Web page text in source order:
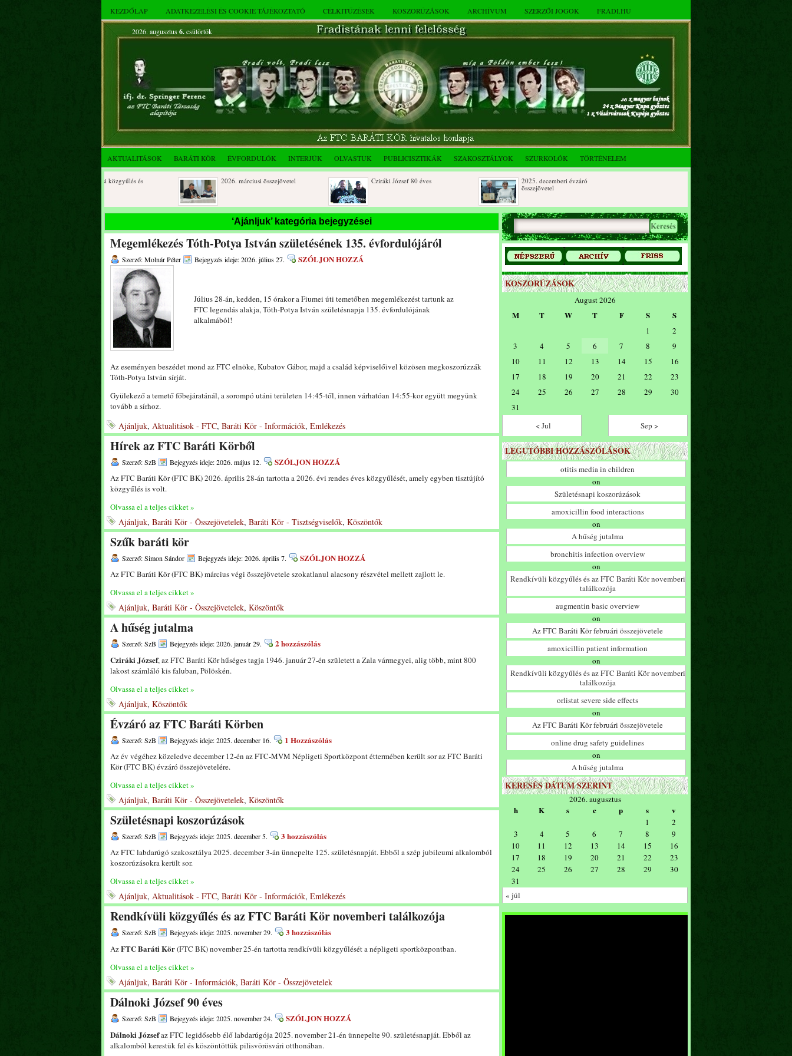
KEZDŐLAP ADATKEZELÉSI ÉS COOKIE TÁJÉKOZTATÓ CÉLKITŰZÉSEK KOSZORÚZÁSOK ARCHÍVUM SZERZŐI JOGOK FRADI.HU
2026. augusztus 6.csütörtök
AKTUALITÁSOK BARÁTI KÖR ÉVFORDULÓK INTERJÚK OLVASTUK PUBLICISZTIKÁK SZAKOSZTÁLYOK SZURKOLÓK TÖRTÉNELEM
2026. áprilisi közgyűlés és
2026. márciusi összejövetel Cziráki József 80 éves
2025. decemberi évzáró
összejövetel
Rendkívüli közgyűlés és a 2025.
Dálnoki József 90 éves
Albert Flórián sírjának
megkoszorúzása
Az FTC Baráti Kör 2025. októberi
összejövetel
‘Ajánljuk’ kategória bejegyzései
Megemlékezés Tóth-Potya István születésének 135. évfordulójáról
Szerző: Molnár Péter Bejegyzés ideje: 2026. július 27. SZÓLJON HOZZÁ
Július 28-án, kedden, 15 órakor a Fiumei úti temetőben megemlékezést tartunk az
FTC legendás alakja, Tóth-Potya István születésnapja 135. évfordulójának
alkalmából!
Az eseményen beszédet mond az FTC elnöke, Kubatov Gábor, majd a család képviselőivel közösen megkoszorúzzák
Tóth-Potya István sírját.
Gyülekező a temető főbejáratánál, a sorompó utáni területen 14:45-től, innen várhatóan 14:55-kor együtt megyünk
tovább a sírhoz.
Ajánljuk, Aktualitások - FTC, Baráti Kör - Információk, Emlékezés
Hírek az FTC Baráti Körből
Szerző: SzB Bejegyzés ideje: 2026. május 12. SZÓLJON HOZZÁ
Az FTC Baráti Kör (FTC BK) 2026. április 28-án tartotta a 2026. évi rendes éves közgyűlését, amely egyben tisztújító
közgyűlés is volt.
Olvassa el a teljes cikket »
Ajánljuk, Baráti Kör - Összejövetelek, Baráti Kör - Tisztségviselők, Köszöntők
Szűk baráti kör
Szerző: Simon Sándor Bejegyzés ideje: 2026. április 7. SZÓLJON HOZZÁ
Az FTC Baráti Kör (FTC BK) március végi összejövetele szokatlanul alacsony részvétel mellett zajlott le.
Olvassa el a teljes cikket »
Ajánljuk, Baráti Kör - Összejövetelek, Köszöntők
A hűség jutalma
Szerző: SzB Bejegyzés ideje: 2026. január 29.
2 hozzászólás
Cziráki József, az FTC Baráti Kör hűséges tagja 1946. január 27-én született a Zala vármegyei, alig több, mint 800
lakost számláló kis faluban, Pölöskén.
Olvassa el a teljes cikket »
Ajánljuk, Köszöntők
Évzáró az FTC Baráti Körben
Szerző: SzB Bejegyzés ideje: 2025. december 16. 1 Hozzászólás
Az év végéhez közeledve december 12-én az FTC-MVM Népligeti Sportközpont éttermében került sor az FTC Baráti
Kör (FTC BK) évzáró összejövetelére.
Olvassa el a teljes cikket »
Ajánljuk, Baráti Kör - Összejövetelek, Köszöntők
Születésnapi koszorúzások
Szerző: SzB Bejegyzés ideje: 2025. december 5. 3 hozzászólás
Az FTC labdarúgó szakosztálya 2025. december 3-án ünnepelte 125. születésnapját. Ebből a szép jubileumi alkalomból
koszorúzásokra került sor.
Olvassa el a teljes cikket »
Ajánljuk, Aktualitások - FTC, Baráti Kör - Információk, Emlékezés
Rendkívüli közgyűlés és az FTC Baráti Kör novemberi találkozója
Szerző: SzB Bejegyzés ideje: 2025. november 29. 3 hozzászólás
AzFTC Baráti Kör(FTC BK) november 25-én tartotta rendkívüli közgyűlését a népligeti sportközpontban.
Olvassa el a teljes cikket »
Ajánljuk, Baráti Kör - Információk, Baráti Kör - Összejövetelek
Dálnoki József 90 éves
Szerző: SzB Bejegyzés ideje: 2025. november 24.
SZÓLJON HOZZÁ
Dálnoki Józsefaz FTC legidősebb élő labdarúgója 2025. november 21-én ünnepelte 90. születésnapját. Ebből az
alkalomból kerestük fel és köszöntöttük pilisvörösvári otthonában.
KOSZORÚZÁSOK
August 2026
M T W T F S S
1
2
3
4 5 6 7 8
9
10
11 12 13 14 15
16
17
18 19 20 21 22
23
24
25 26 27 28 29
30
31
< Jul
Sep >
LEGUTÓBBI HOZZÁSZÓLÁSOK
otitis media in children
on
Születésnapi koszorúzások
amoxicillin food interactions
on
A hűség jutalma
bronchitis infection overview
on
Rendkívüli közgyűlés és az FTC Baráti Kör novemberi
találkozója
augmentin basic overview
on
Az FTC Baráti Kör februári összejövetele
amoxicillin patient information
on
Rendkívüli közgyűlés és az FTC Baráti Kör novemberi
találkozója
orlistat severe side effects
on
Az FTC Baráti Kör februári összejövetele
online drug safety guidelines
on
A hűség jutalma
KERESÉS DÁTUM SZERINT
2026. augusztus
h K s c p s v
1
2
3
4 5 6 7 8
9
10
11 12 13 14 15
16
17
18 19 20 21 22
23
24
25 26 27 28 29
30
31
« júl